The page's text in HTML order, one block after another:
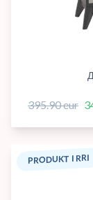
395.90 eur
PRODUKT I RRI